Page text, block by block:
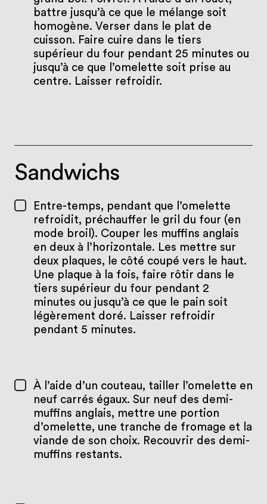
battre jusqu’à ce que le mélange soit
homogène. Verser dans le plat de
cuisson. Faire cuire dans le tiers
supérieur du four pendant 25 minutes ou
jusqu’à ce que l’omelette soit prise au
centre. Laisser refroidir.
Sandwichs
Entre-temps, pendant que l’omelette
refroidit, préchauffer le gril du four (en
mode broil). Couper les muffins anglais
en deux à l’horizontale. Les mettre sur
deux plaques, le côté coupé vers le haut.
Une plaque à la fois, faire rôtir dans le
tiers supérieur du four pendant 2
minutes ou jusqu’à ce que le pain soit
légèrement doré. Laisser refroidir
pendant 5 minutes.
À l’aide d’un couteau, tailler l’omelette en
neuf carrés égaux. Sur neuf des demi-
muffins anglais, mettre une portion
d’omelette, une tranche de fromage et la
viande de son choix. Recouvrir des demi-
muffins restants.